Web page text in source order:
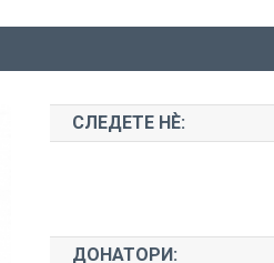
СЛЕДЕТЕ НЀ:
ДОНАТОРИ: